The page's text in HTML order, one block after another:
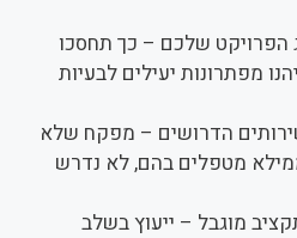
הפרויקט שלכם – כך תחסכו
מפתרונות יעילים לבעיות
הדרושים – מפקח שלא
מטפלים בהם, לא נדרש
מוגבל – ייעוץ בשלב